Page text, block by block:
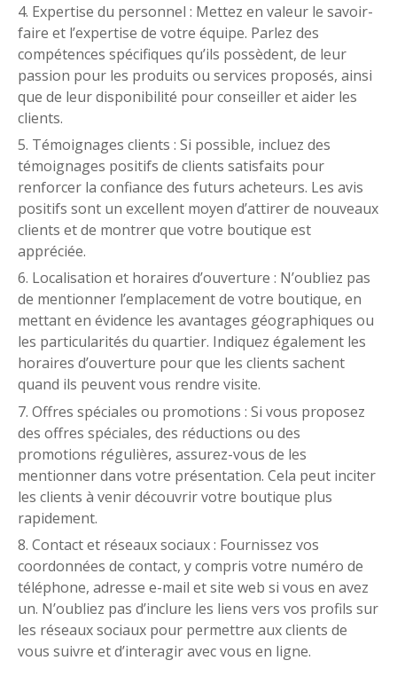
Expertise du personnel : Mettez en valeur le savoir-
faire et l’expertise de votre équipe. Parlez des
compétences spécifiques qu’ils possèdent, de leur
passion pour les produits ou services proposés, ainsi
que de leur disponibilité pour conseiller et aider les
clients.
Témoignages clients : Si possible, incluez des
témoignages positifs de clients satisfaits pour
renforcer la confiance des futurs acheteurs. Les avis
positifs sont un excellent moyen d’attirer de nouveaux
clients et de montrer que votre boutique est
appréciée.
Localisation et horaires d’ouverture : N’oubliez pas
de mentionner l’emplacement de votre boutique, en
mettant en évidence les avantages géographiques ou
les particularités du quartier. Indiquez également les
horaires d’ouverture pour que les clients sachent
quand ils peuvent vous rendre visite.
Offres spéciales ou promotions : Si vous proposez
des offres spéciales, des réductions ou des
promotions régulières, assurez-vous de les
mentionner dans votre présentation. Cela peut inciter
les clients à venir découvrir votre boutique plus
rapidement.
Contact et réseaux sociaux : Fournissez vos
coordonnées de contact, y compris votre numéro de
téléphone, adresse e-mail et site web si vous en avez
un. N’oubliez pas d’inclure les liens vers vos profils sur
les réseaux sociaux pour permettre aux clients de
vous suivre et d’interagir avec vous en ligne.